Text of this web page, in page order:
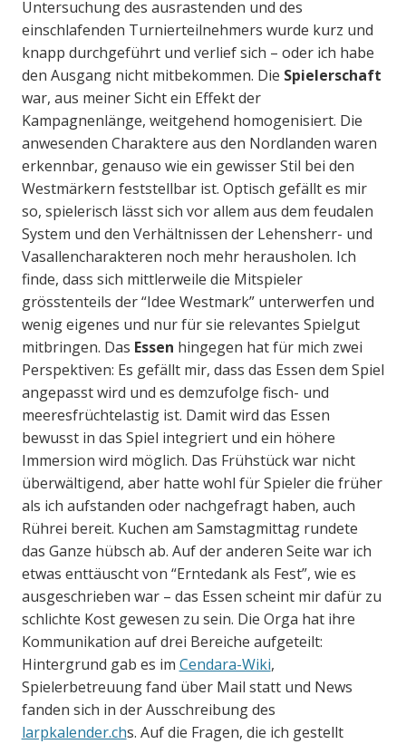
Untersuchung des ausrastenden und des
einschlafenden Turnierteilnehmers wurde kurz und
knapp durchgeführt und verlief sich – oder ich habe
den Ausgang nicht mitbekommen. Die Spielerschaft
war, aus meiner Sicht ein Effekt der
Kampagnenlänge, weitgehend homogenisiert. Die
anwesenden Charaktere aus den Nordlanden waren
erkennbar, genauso wie ein gewisser Stil bei den
Westmärkern feststellbar ist. Optisch gefällt es mir
so, spielerisch lässt sich vor allem aus dem feudalen
System und den Verhältnissen der Lehensherr- und
Vasallencharakteren noch mehr herausholen. Ich
finde, dass sich mittlerweile die Mitspieler
grösstenteils der “Idee Westmark” unterwerfen und
wenig eigenes und nur für sie relevantes Spielgut
mitbringen. Das Essen hingegen hat für mich zwei
Perspektiven: Es gefällt mir, dass das Essen dem Spiel
angepasst wird und es demzufolge fisch- und
meeresfrüchtelastig ist. Damit wird das Essen
bewusst in das Spiel integriert und ein höhere
Immersion wird möglich. Das Frühstück war nicht
überwältigend, aber hatte wohl für Spieler die früher
als ich aufstanden oder nachgefragt haben, auch
Rührei bereit. Kuchen am Samstagmittag rundete
das Ganze hübsch ab. Auf der anderen Seite war ich
etwas enttäuscht von “Erntedank als Fest”, wie es
ausgeschrieben war – das Essen scheint mir dafür zu
schlichte Kost gewesen zu sein. Die Orga hat ihre
Kommunikation auf drei Bereiche aufgeteilt:
Hintergrund gab es im Cendara-Wiki,
Spielerbetreuung fand über Mail statt und News
fanden sich in der Ausschreibung des
larpkalender.chs. Auf die Fragen, die ich gestellt